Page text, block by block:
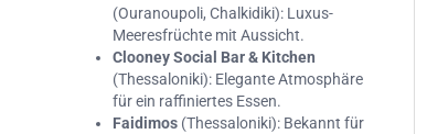
(Ouranoupoli, Chalkidiki): Luxus-
Meeresfrüchte mit Aussicht.
Clooney Social Bar & Kitchen
(Thessaloniki): Elegante Atmosphäre
für ein raffiniertes Essen.
Faidimos (Thessaloniki): Bekannt für